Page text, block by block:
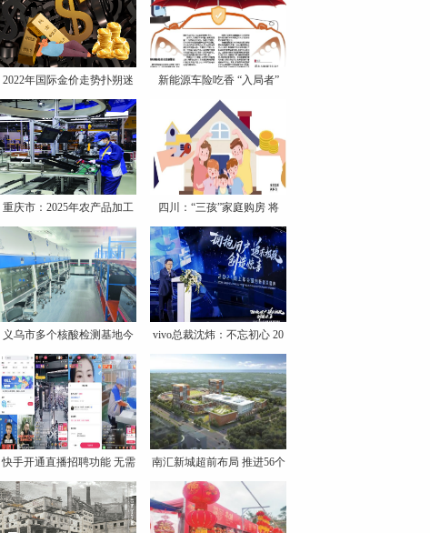
2022年国际金价走势扑朔迷
离
新能源车险吃香 “入局者”
重庆市：2025年农产品加工
业
四川：“三孩”家庭购房 将
义乌市多个核酸检测基地今
日
vivo总裁沈炜：不忘初心 20
快手开通直播招聘功能 无需 南汇新城超前布局 推进56个